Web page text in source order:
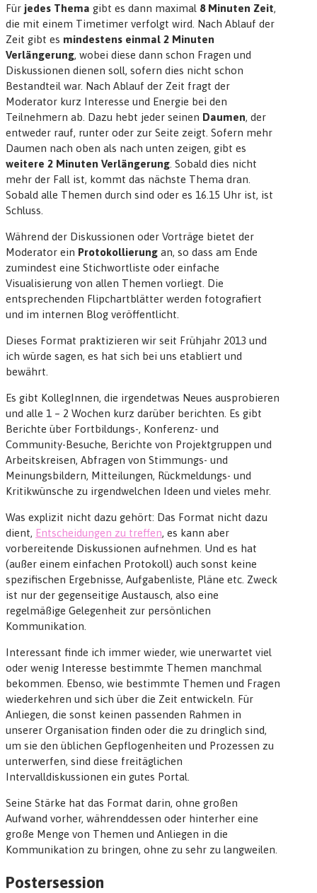
Für jedes Thema gibt es dann maximal 8 Minuten Zeit,
die mit einem Timetimer verfolgt wird. Nach Ablauf der
Zeit gibt es mindestens einmal 2 Minuten
Verlängerung, wobei diese dann schon Fragen und
Diskussionen dienen soll, sofern dies nicht schon
Bestandteil war. Nach Ablauf der Zeit fragt der
Moderator kurz Interesse und Energie bei den
Teilnehmern ab. Dazu hebt jeder seinen Daumen, der
entweder rauf, runter oder zur Seite zeigt. Sofern mehr
Daumen nach oben als nach unten zeigen, gibt es
weitere 2 Minuten Verlängerung . Sobald dies nicht
mehr der Fall ist, kommt das nächste Thema dran.
Sobald alle Themen durch sind oder es 16.15 Uhr ist, ist
Schluss.
Während der Diskussionen oder Vorträge bietet der
Moderator ein Protokollierung an, so dass am Ende
zumindest eine Stichwortliste oder einfache
Visualisierung von allen Themen vorliegt. Die
entsprechenden Flipchartblätter werden fotografiert
und im internen Blog veröffentlicht.
Dieses Format praktizieren wir seit Frühjahr 2013 und
ich würde sagen, es hat sich bei uns etabliert und
bewährt.
Es gibt KollegInnen, die irgendetwas Neues ausprobieren
und alle 1 – 2 Wochen kurz darüber berichten. Es gibt
Berichte über Fortbildungs-, Konferenz- und
Community-Besuche, Berichte von Projektgruppen und
Arbeitskreisen, Abfragen von Stimmungs- und
Meinungsbildern, Mitteilungen, Rückmeldungs- und
Kritikwünsche zu irgendwelchen Ideen und vieles mehr.
Was explizit nicht dazu gehört: Das Format nicht dazu
dient, Entscheidungen zu treffen, es kann aber
vorbereitende Diskussionen aufnehmen. Und es hat
(außer einem einfachen Protokoll) auch sonst keine
spezifischen Ergebnisse, Aufgabenliste, Pläne etc. Zweck
ist nur der gegenseitige Austausch, also eine
regelmäßige Gelegenheit zur persönlichen
Kommunikation.
Interessant finde ich immer wieder, wie unerwartet viel
oder wenig Interesse bestimmte Themen manchmal
bekommen. Ebenso, wie bestimmte Themen und Fragen
wiederkehren und sich über die Zeit entwickeln. Für
Anliegen, die sonst keinen passenden Rahmen in
unserer Organisation finden oder die zu dringlich sind,
um sie den üblichen Gepflogenheiten und Prozessen zu
unterwerfen, sind diese freitäglichen
Intervalldiskussionen ein gutes Portal.
Seine Stärke hat das Format darin, ohne großen
Aufwand vorher, währenddessen oder hinterher eine
große Menge von Themen und Anliegen in die
Kommunikation zu bringen, ohne zu sehr zu langweilen.
Postersession